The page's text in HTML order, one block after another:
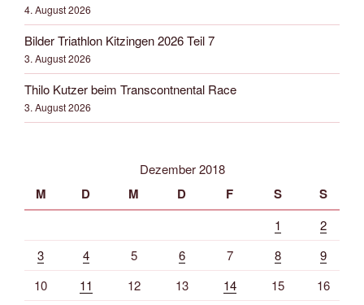
4. August 2026
Bilder Triathlon Kitzingen 2026 Teil 7
3. August 2026
Thilo Kutzer beim Transcontnental Race
3. August 2026
Dezember 2018
M D M D F S S
1
2
3
4 5 6 7 8
9
10
11 12 13 14 15
16